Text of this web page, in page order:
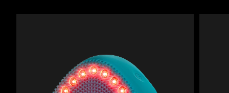
ESPADA™ Blemish Solution
ESPADA™ 设备
All acne treatment devices
眼部护肤
眼部护理设备
All revitalizing eye massagers
KIWI™ 皮肤护理
LUNA™ Dual-Peptide Scalp
Serum
issa™ Teeth Whitening Gel